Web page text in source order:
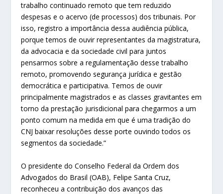
trabalho continuado remoto que tem reduzido
despesas e o acervo (de processos) dos tribunais. Por
isso, registro a importância dessa audiência pública,
porque temos de ouvir representantes da magistratura,
da advocacia e da sociedade civil para juntos
pensarmos sobre a regulamentação desse trabalho
remoto, promovendo segurança jurídica e gestão
democrática e participativa. Temos de ouvir
principalmente magistrados e as classes gravitantes em
torno da prestação jurisdicional para chegarmos a um
ponto comum na medida em que é uma tradição do
CNJ baixar resoluções desse porte ouvindo todos os
segmentos da sociedade.”
O presidente do Conselho Federal da Ordem dos
Advogados do Brasil (OAB), Felipe Santa Cruz,
reconheceu a contribuição dos avanços das